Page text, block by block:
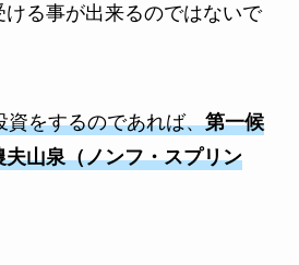
る事が出来るのではないで
資をするのであれば、第一候
山泉（ノンフ・スプリン